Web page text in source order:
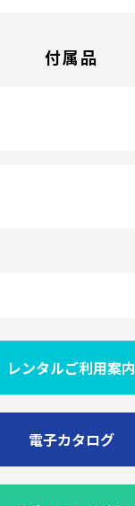
付属品
レンタルご利用案内
電子カタログ